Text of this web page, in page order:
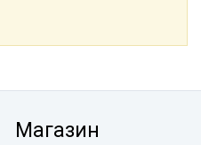
Магазин